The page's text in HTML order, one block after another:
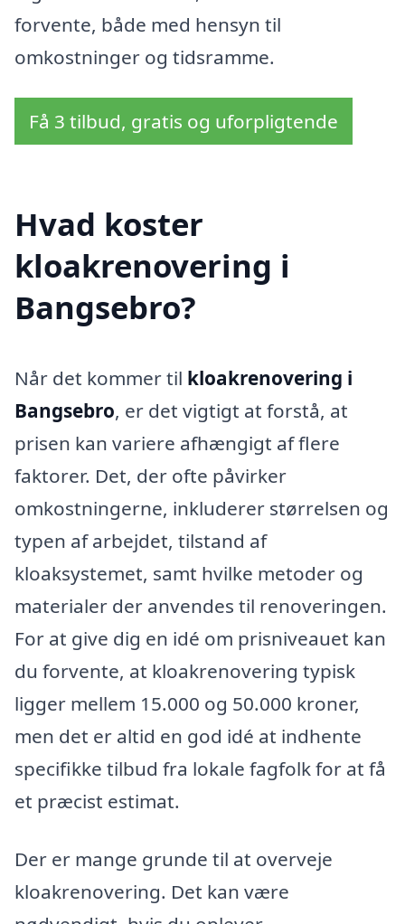
forvente, både med hensyn til
omkostninger og tidsramme.
Få 3 tilbud, gratis og uforpligtende
Hvad koster
kloakrenovering i
Bangsebro?
Når det kommer til kloakrenovering i
Bangsebro, er det vigtigt at forstå, at
prisen kan variere afhængigt af flere
faktorer. Det, der ofte påvirker
omkostningerne, inkluderer størrelsen og
typen af arbejdet, tilstand af
kloaksystemet, samt hvilke metoder og
materialer der anvendes til renoveringen.
For at give dig en idé om prisniveauet kan
du forvente, at kloakrenovering typisk
ligger mellem 15.000 og 50.000 kroner,
men det er altid en god idé at indhente
specifikke tilbud fra lokale fagfolk for at få
et præcist estimat.
Der er mange grunde til at overveje
kloakrenovering. Det kan være